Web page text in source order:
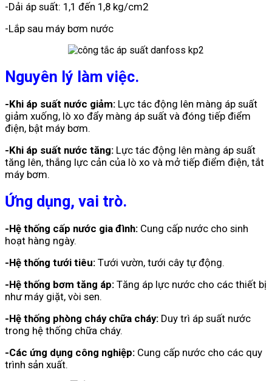
-Dải áp suất: 1,1 đến 1,8 kg/cm2
-Lắp sau máy bơm nước
Nguyên lý làm việc.
-Khi áp suất nước giảm: Lực tác động lên màng áp suất
giảm xuống, lò xo đẩy màng áp suất và đóng tiếp điểm
điện, bật máy bơm.
-Khi áp suất nước tăng: Lực tác động lên màng áp suất
tăng lên, thắng lực cản của lò xo và mở tiếp điểm điện, tắt
máy bơm.
Ứng dụng, vai trò.
-Hệ thống cấp nước gia đình: Cung cấp nước cho sinh
hoạt hàng ngày.
-Hệ thống tưới tiêu: Tưới vườn, tưới cây tự động.
-Hệ thống bơm tăng áp: Tăng áp lực nước cho các thiết bị
như máy giặt, vòi sen.
-Hệ thống phòng cháy chữa cháy: Duy trì áp suất nước
trong hệ thống chữa cháy.
-Các ứng dụng công nghiệp: Cung cấp nước cho các quy
trình sản xuất.